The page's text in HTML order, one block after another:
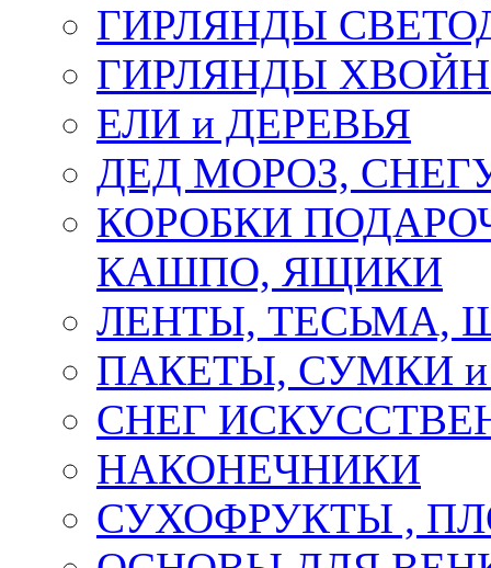
ГИРЛЯНДЫ
ГИРЛЯНДЫ
ЕЛИ и ДЕРЕВЬЯ
ДЕД МОРОЗ,
КОРОБКИ
КАШПО, ЯЩИКИ
ЛЕНТЫ, ТЕСЬМА,
ПАКЕТЫ, СУМКИ
СНЕГ
НАКОНЕЧНИКИ
СУХОФРУКТЫ ,